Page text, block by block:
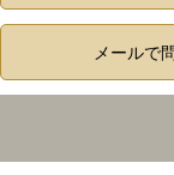
メールで